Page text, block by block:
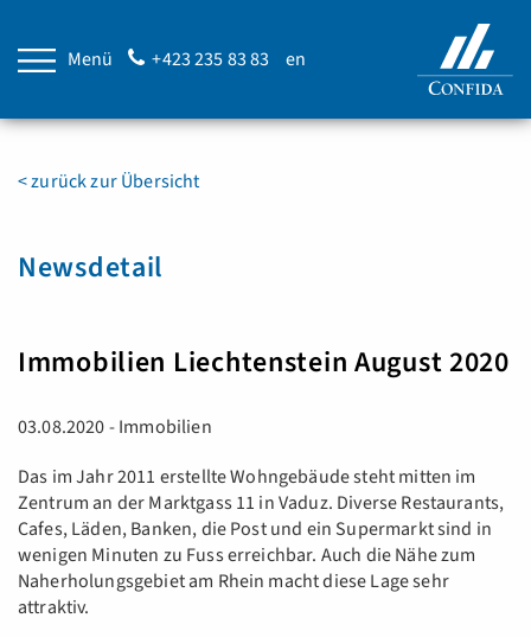
Menü +423 235 83 83 en
< zurück zur Übersicht
Newsdetail
Immobilien Liechtenstein August 2020
03.08.2020 - Immobilien
Das im Jahr 2011 erstellte Wohngebäude steht mitten im
Zentrum an der Marktgass 11 in Vaduz. Diverse Restaurants,
Cafes, Läden, Banken, die Post und ein Supermarkt sind in
wenigen Minuten zu Fuss erreichbar. Auch die Nähe zum
Naherholungsgebiet am Rhein macht diese Lage sehr
attraktiv.